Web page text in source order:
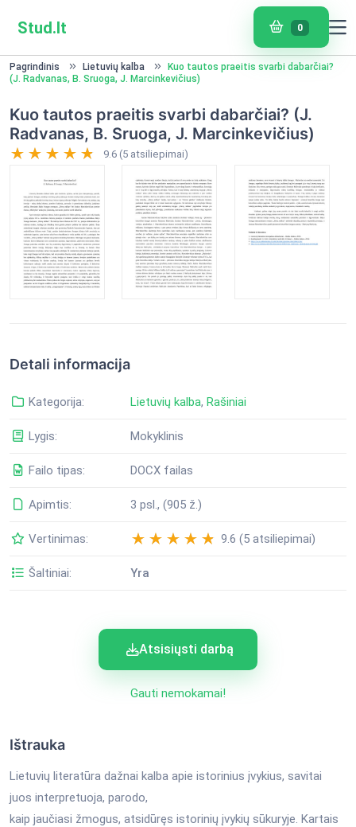
Stud.lt 0
Pagrindinis Lietuvių kalba
Kuo tautos praeitis svarbi dabarčiai?
(J. Radvanas, B. Sruoga, J. Marcinkevičius)
Kuo tautos praeitis svarbi dabarčiai? (J.
Radvanas, B. Sruoga, J. Marcinkevičius)
9.6 (5 atsiliepimai)
Detali informacija
Kategorija: Lietuvių kalba, Rašiniai
Lygis: Mokyklinis
Failo tipas: DOCX failas
Apimtis: 3 psl., (905 ž.)
Vertinimas: 9.6 (5 atsiliepimai)
Šaltiniai: Yra
Atsisiųsti darbą
Gauti nemokamai!
Ištrauka
Lietuvių literatūra dažnai kalba apie istorinius įvykius, savitai
juos interpretuoja, parodo,
kaip jaučiasi žmogus, atsidūręs istorinių įvykių sūkuryje. Kartais